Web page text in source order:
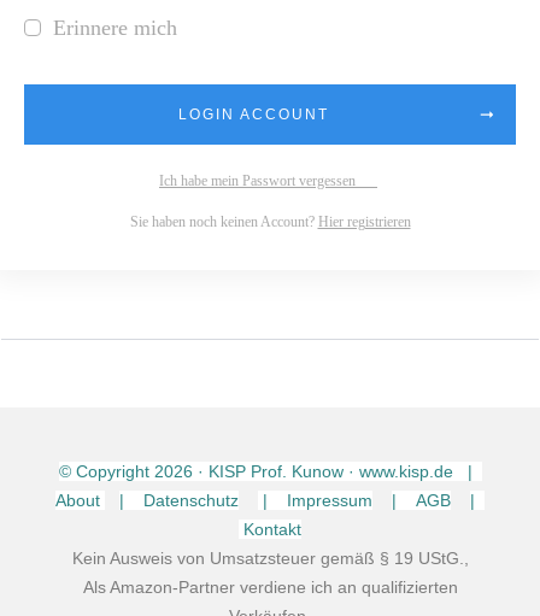
Erinnere mich
LOGIN ACCOUNT
Ich habe mein Passwort vergessen
Sie haben noch keinen Account? Hier registrieren
© Copyright 2026 · KISP Prof. Kunow · www.kisp.de |
About
| Datenschutz | Impressum | AGB
|
Kontakt
Kein Ausweis von Umsatzsteuer gemäß § 19 UStG.,
Als Amazon-Partner verdiene ich an qualifizierten